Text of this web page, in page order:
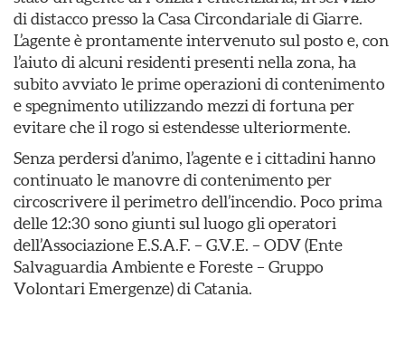
di distacco presso la Casa Circondariale di Giarre.
L’agente è prontamente intervenuto sul posto e, con
l’aiuto di alcuni residenti presenti nella zona, ha
subito avviato le prime operazioni di contenimento
e spegnimento utilizzando mezzi di fortuna per
evitare che il rogo si estendesse ulteriormente.
​Senza perdersi d’animo, l’agente e i cittadini hanno
continuato le manovre di contenimento per
circoscrivere il perimetro dell’incendio. Poco prima
delle 12:30 sono giunti sul luogo gli operatori
dell’Associazione E.S.A.F. – G.V.E. – ODV (Ente
Salvaguardia Ambiente e Foreste – Gruppo
Volontari Emergenze) di Catania.